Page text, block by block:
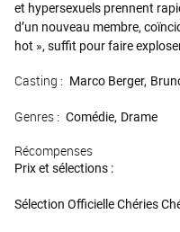
et hypersexuels prennent
d’un nouveau membre,
hot », suffit pour faire
Casting : Marco Berger
Genres : Comédie Drame
Récompenses
Prix et sélections :
Sélection Officielle Chéries